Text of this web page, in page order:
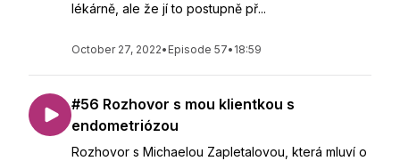
lékárně, ale že jí to postupně př...
October 27, 2022• Episode 57• 18:59
#56 Rozhovor s mou klientkou s
endometriózou
Rozhovor s Michaelou Zapletalovou, která mluví o